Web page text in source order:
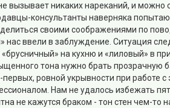
вызывает никаких нареканий, и
консультанты наверняка
своими соображениями по
нас ввели в заблуждение. Ситуация
«брусничный» на кухню и «лиловый» в
тона нужно брать прозрачную
ровной укрывности при работе
Нам не удалось избежать
не кажутся браком - тон стен чем-